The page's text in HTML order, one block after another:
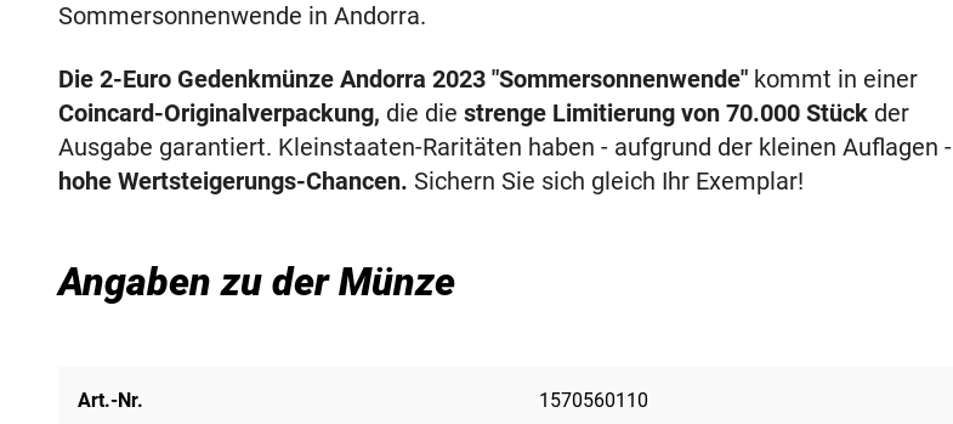
Sommersonnenwende in Andorra.
Die 2-Euro Gedenkmünze Andorra 2023 "Sommersonnenwende" kommt in einer
Coincard-Originalverpackung, die die strenge Limitierung von 70.000 Stück der
Ausgabe garantiert. Kleinstaaten-Raritäten haben - aufgrund der kleinen Auflagen -
hohe Wertsteigerungs-Chancen. Sichern Sie sich gleich Ihr Exemplar!
Angaben zu der Münze
Art.-Nr. 1570560110